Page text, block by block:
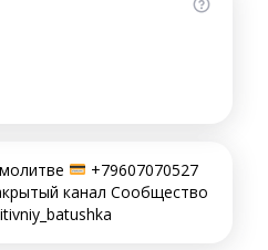
+79607070527
канал Сообщество